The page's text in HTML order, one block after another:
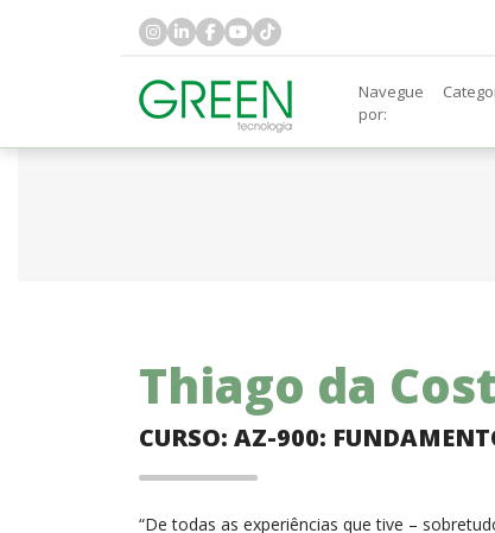
Navegue
por:
Thiago da
CURSO: AZ-900:
“De todas as experiências que tive –